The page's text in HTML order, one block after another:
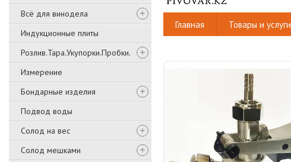
Всё для винодела
Индукционные плиты
Розлив.Тара.Укупорки.Пробки.
Измерение
Бондарные изделия
Подвод воды
Солод на вес
Солод мешками
Главная Товары и услуги